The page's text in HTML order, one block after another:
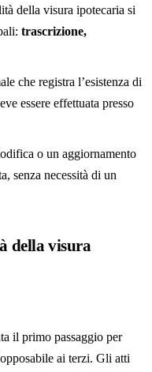
della visura ipotecaria si
trascrizione,
che registra l’esistenza di
essere effettuata presso
o un aggiornamento
senza necessità di un
della visura
il primo passaggio per
ai terzi. Gli atti
della visura